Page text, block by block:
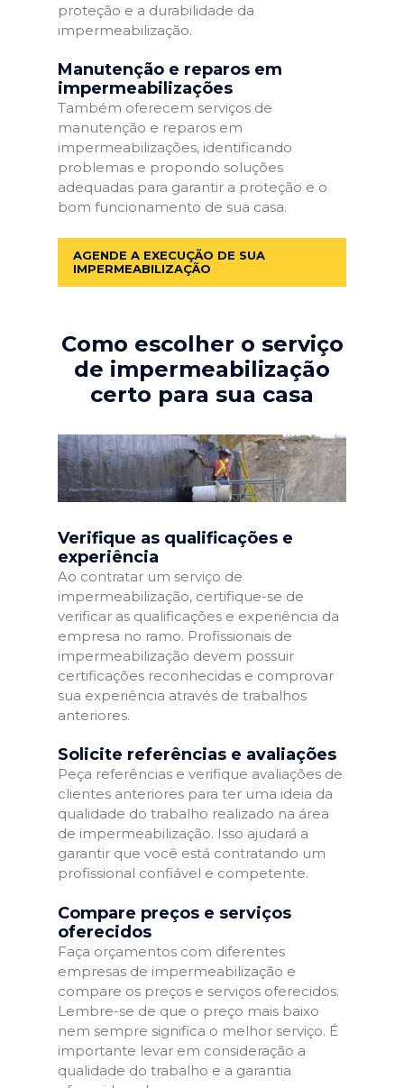
proteção e a durabilidade da
impermeabilização.
Manutenção e reparos em
impermeabilizações
Também oferecem serviços de
manutenção e reparos em
impermeabilizações, identificando
problemas e propondo soluções
adequadas para garantir a proteção e o
bom funcionamento de sua casa.
AGENDE A EXECUÇÃO DE SUA
IMPERMEABILIZAÇÃO
Como escolher o serviço
de impermeabilização
certo para sua casa
Verifique as qualificações e
experiência
Ao contratar um serviço de
impermeabilização, certifique-se de
verificar as qualificações e experiência da
empresa no ramo. Profissionais de
impermeabilização devem possuir
certificações reconhecidas e comprovar
sua experiência através de trabalhos
anteriores.
Solicite referências e avaliações
Peça referências e verifique avaliações de
clientes anteriores para ter uma ideia da
qualidade do trabalho realizado na área
de impermeabilização. Isso ajudará a
garantir que você está contratando um
profissional confiável e competente.
Compare preços e serviços
oferecidos
Faça orçamentos com diferentes
empresas de impermeabilização e
compare os preços e serviços oferecidos.
Lembre-se de que o preço mais baixo
nem sempre significa o melhor serviço. É
importante levar em consideração a
qualidade do trabalho e a garantia